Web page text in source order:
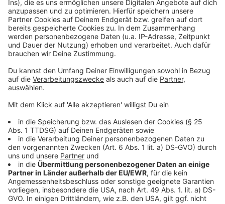
Über 150 Flipper aus sechs Jahrzehnten -
Spielen für den guten Zweck
Anzeige
Wie die Veranstalter bekannt gegeben haben, werden
über 150 Flipper aus sechs Jahrzehntenfür das
freie Spielen zur Verfügung stehen. Die Geräte kosten
teilweise bis zu15.000 Euro. Nur ein einziger Flipper
wird "auf Münzbetrieb eingestellt sein". Der Rest ist
kostenlos zu spielen. Außerdem geht laut Angaben der
gesammelte Erlös zu "100 Prozent an die Gronauer
Hospizbewegung"
Anzeige